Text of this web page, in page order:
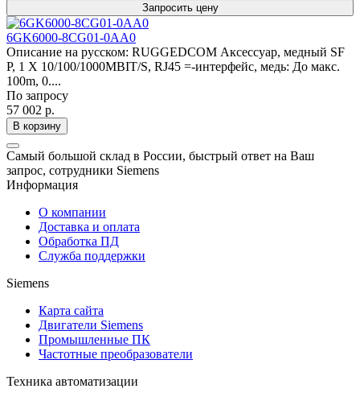
Запросить цену
6GK6000-8CG01-0AA0
Описание на русском: RUGGEDCOM Аксессуар, медный SF
P, 1 X 10/100/1000MBIT/S, RJ45 =-интерфейс, медь: До макс.
100m, 0....
По запросу
57 002 р.
В корзину
Самый большой склад в России, быстрый ответ на Ваш
запрос, сотрудники Siemens
Информация
О компании
Доставка и оплата
Обработка ПД
Служба поддержки
Siemens
Карта сайта
Двигатели Siemens
Промышленные ПК
Частотные преобразователи
Техника автоматизации